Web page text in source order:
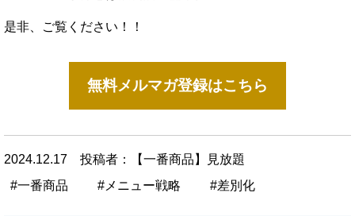
是非、ご覧ください！！
無料メルマガ登録はこちら
2024.12.17
投稿者：【一番商品】見放題
一番商品
メニュー戦略 差別化